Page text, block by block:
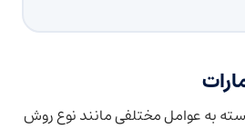
به عوامل مختلفی مانند نوع روش